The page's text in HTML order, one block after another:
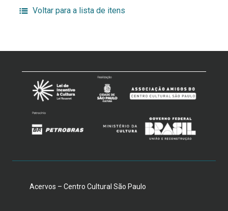
Voltar para a lista de itens
Acervos – Centro Cultural São Paulo